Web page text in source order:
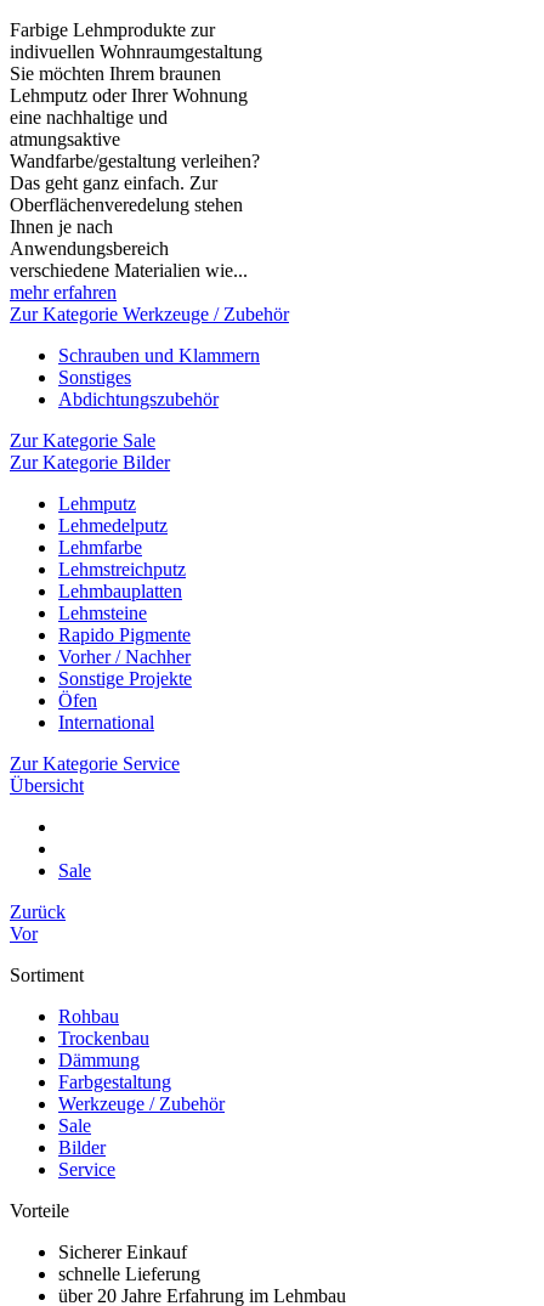
Farbige Lehmprodukte zur
indivuellen Wohnraumgestaltung
Sie möchten Ihrem braunen
Lehmputz oder Ihrer Wohnung
eine nachhaltige und
atmungsaktive
Wandfarbe/gestaltung verleihen?
Das geht ganz einfach. Zur
Oberflächenveredelung stehen
Ihnen je nach
Anwendungsbereich
verschiedene Materialien wie...
mehr erfahren
Zur Kategorie Werkzeuge / Zubehör
Schrauben und Klammern
Sonstiges
Abdichtungszubehör
Zur Kategorie Sale
Zur Kategorie Bilder
Lehmputz
Lehmedelputz
Lehmfarbe
Lehmstreichputz
Lehmbauplatten
Lehmsteine
Rapido Pigmente
Vorher / Nachher
Sonstige Projekte
Öfen
International
Zur Kategorie Service
Übersicht
Sale
Zurück
Vor
Sortiment
Rohbau
Trockenbau
Dämmung
Farbgestaltung
Werkzeuge / Zubehör
Sale
Bilder
Service
Vorteile
Sicherer Einkauf
schnelle Lieferung
über 20 Jahre Erfahrung im Lehmbau